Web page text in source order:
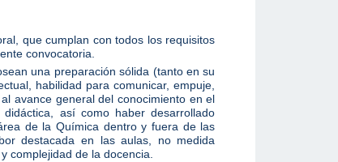
que cumplan con todos los requisitos
convocatoria.
una preparación sólida (tanto en su
habilidad para comunicar, empuje,
avance general del conocimiento en el
así como haber desarrollado
de la Química dentro y fuera de las
destacada en las aulas, no medida
complejidad de la docencia.